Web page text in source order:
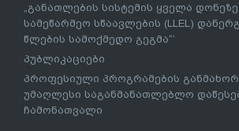
„განათლების სისტემის ყველა დონეზე
სამეწარმეო სწაავლების (LLEL)
წლების სამოქმედო გეგმა“’
პუბლიკაციები
პროფესიული პროგრამების
უმაღლესი საგანმანათლებლო
ჩამონათვალი